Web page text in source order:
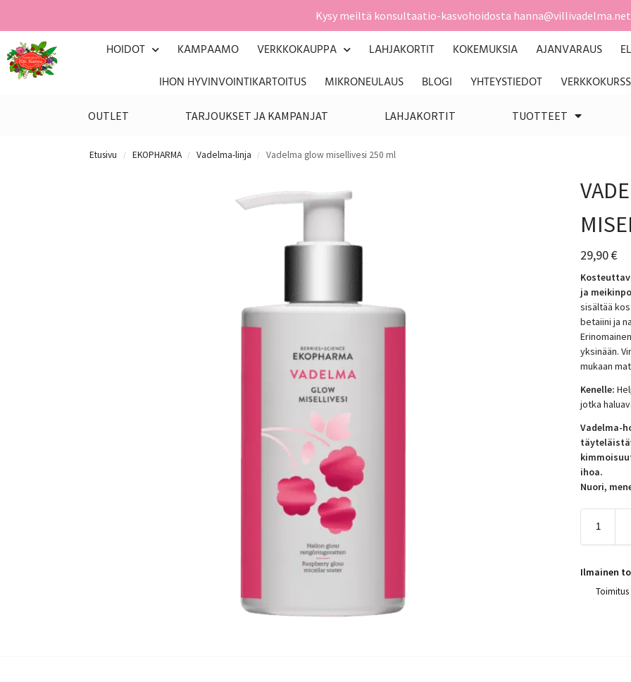
Kysy meiltä konsultaatio-kasvohoidosta hanna@villivadelma.net
HOIDOT KAMPAAMO VERKKOKAUPPA LAHJAKORTIT KOKEMUKSIA AJANVARAUS
IHON HYVINVOINTIKARTOITUS
MIKRONEULAUS BLOGI YHTEYSTIEDOT
OUTLET TARJOUKSET JA KAMPANJAT LAHJAKORTIT TUOTTEET
Etusivu / EKOPHARMA / Vadelma-linja / Vadelma glow misellivesi 250 ml
29,90€
ja
sisältää
betaiini ja
yksinään.
mukaan
Kenelle:
jotka
Vadelma-
ihoa.
Nuori,
Ilmainen
Toimitus